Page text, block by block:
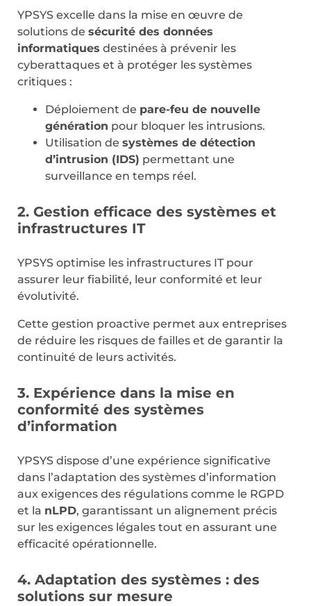
YPSYS excelle dans la mise en œuvre de
solutions de sécurité des données
informatiques destinées à prévenir les
cyberattaques et à protéger les systèmes
critiques :
Déploiement de pare-feu de nouvelle
génération pour bloquer les intrusions.
Utilisation de systèmes de détection
d’intrusion (IDS) permettant une
surveillance en temps réel.
2. Gestion efficace des systèmes et
infrastructures IT
YPSYS optimise les infrastructures IT pour
assurer leur fiabilité, leur conformité et leur
évolutivité.
Cette gestion proactive permet aux entreprises
de réduire les risques de failles et de garantir la
continuité de leurs activités.
3. Expérience dans la mise en
conformité des systèmes
d’information
YPSYS dispose d’une expérience significative
dans l’adaptation des systèmes d’information
aux exigences des régulations comme le RGPD
et la nLPD, garantissant un alignement précis
sur les exigences légales tout en assurant une
efficacité opérationnelle.
4. Adaptation des systèmes : des
solutions sur mesure